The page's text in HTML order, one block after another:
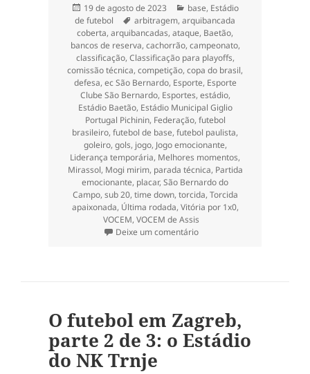
Publicado
em
19 de agosto de 2023 Categorias
base, Estádio
de futebol
Tags
arbitragem, arquibancada
coberta, arquibancadas, ataque, Baetão,
bancos de reserva, cachorrão, campeonato,
classificação, Classificação para playoffs,
comissão técnica, competição, copa do brasil,
defesa, ec São Bernardo, Esporte, Esporte
Clube São Bernardo, Esportes, estádio,
Estádio Baetão, Estádio Municipal Giglio
Portugal Pichinin, Federação, futebol
brasileiro, futebol de base, futebol paulista,
goleiro, gols, jogo, Jogo emocionante,
Liderança temporária, Melhores momentos,
Mirassol, Mogi mirim, parada técnica, Partida
emocionante, placar, São Bernardo do
Campo, sub 20, time down, torcida, Torcida
apaixonada, Última rodada, Vitória por 1x0,
VOCEM, VOCEM de Assis
Deixe um comentárioem EC São Bernardo 1×0
O futebol em Zagreb,
parte 2 de 3: o Estádio
do NK Trnje